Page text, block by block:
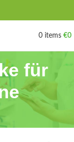
0 items €0
für